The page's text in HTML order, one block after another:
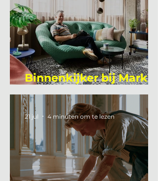
Binnenkijker bij Mark
Mutsaers
21 jul 4 minuten om te lezen